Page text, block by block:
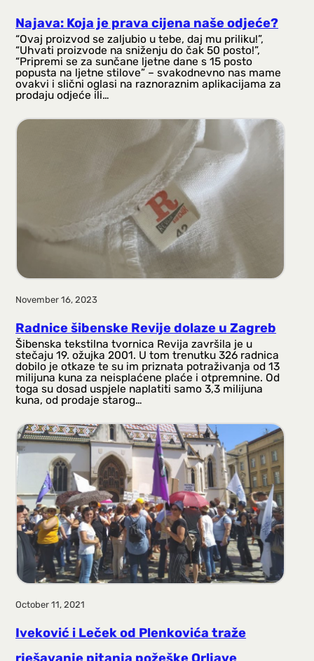
Najava: Koja je prava cijena naše odjeće?
“Ovaj proizvod se zaljubio u tebe, daj mu priliku!”,
“Uhvati proizvode na sniženju do čak 50 posto!”,
“Pripremi se za sunčane ljetne dane s 15 posto
popusta na ljetne stilove” – svakodnevno nas mame
ovakvi i slični oglasi na raznoraznim aplikacijama za
prodaju odjeće ili…
November 16, 2023
Radnice šibenske Revije dolaze u Zagreb
Šibenska tekstilna tvornica Revija završila je u
stečaju 19. ožujka 2001. U tom trenutku 326 radnica
dobilo je otkaze te su im priznata potraživanja od 13
milijuna kuna za neisplaćene plaće i otpremnine. Od
toga su dosad uspjele naplatiti samo 3,3 milijuna
kuna, od prodaje starog…
October 11, 2021
Iveković i Leček od Plenkovića traže